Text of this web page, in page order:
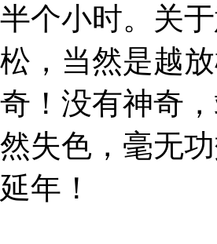
半个小时。关
松，当然是越
奇！没有神奇
然失色，毫无
延年！